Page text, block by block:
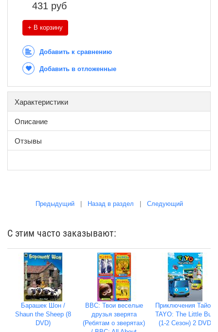
431 руб
+ В корзину
Добавить к сравнению
Добавить в отложенные
Характеристики
Описание
Отзывы
Предыдущий| Назад в раздел Следующий
С этим часто заказывают:
Барашек Шон /
Shaun the Sheep (8
DVD)
BBC: Твои веселые
друзья зверята
(Ребятам о зверятах)
Приключения Тайо /
TAYO: The Little Bus
(1-2 Сезон) 2 DVD